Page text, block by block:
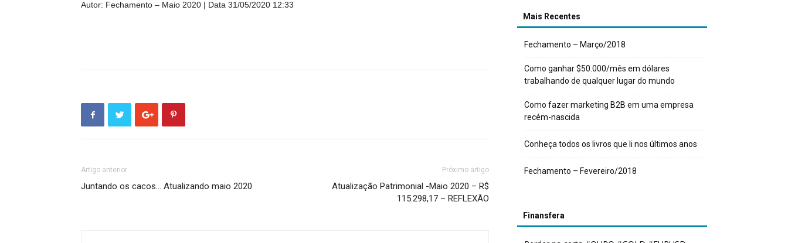
Autor: Fechamento – Maio 2020 Data 31/05/2020 12:33
Artigo anterior
Juntando os cacos… Atualizando maio 2020
Próximo artigo
Atualização Patrimonial -Maio 2020 – R$
115.298,17 – REFLEXÃO
Mais Recentes
Fechamento – Março/2018
Como ganhar $50.000/mês em dólares
trabalhando de qualquer lugar do mundo
Como fazer marketing B2B em uma empresa
recém-nascida
Conheça todos os livros que li nos últimos anos
Fechamento – Fevereiro/2018
Finansfera